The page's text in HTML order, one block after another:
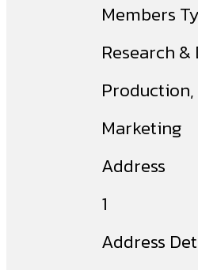
Members
Research
Marketing
Address
1
Address